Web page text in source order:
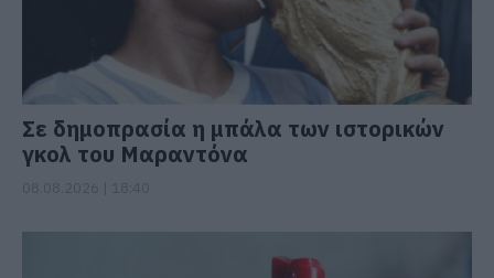
Σε δημοπρασία η μπάλα των ιστορικών
γκολ του Μαραντόνα